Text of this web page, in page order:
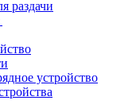
раздачи
устройство